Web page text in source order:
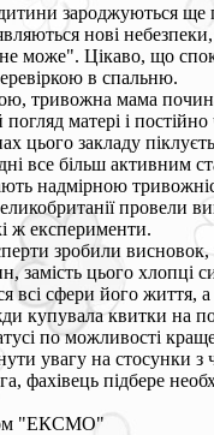
зароджуються ще
нові
не може". Цікаво, що
в спальню.
тривожна мама
матері і
цього закладу
все більш активним
надмірною
провели
ж експерименти.
зробили
замість цього хлопці
сфери його життя, а
купувала квитки на
по можливості
увагу на стосунки з
фахівець підбере
"ЕКСМО"